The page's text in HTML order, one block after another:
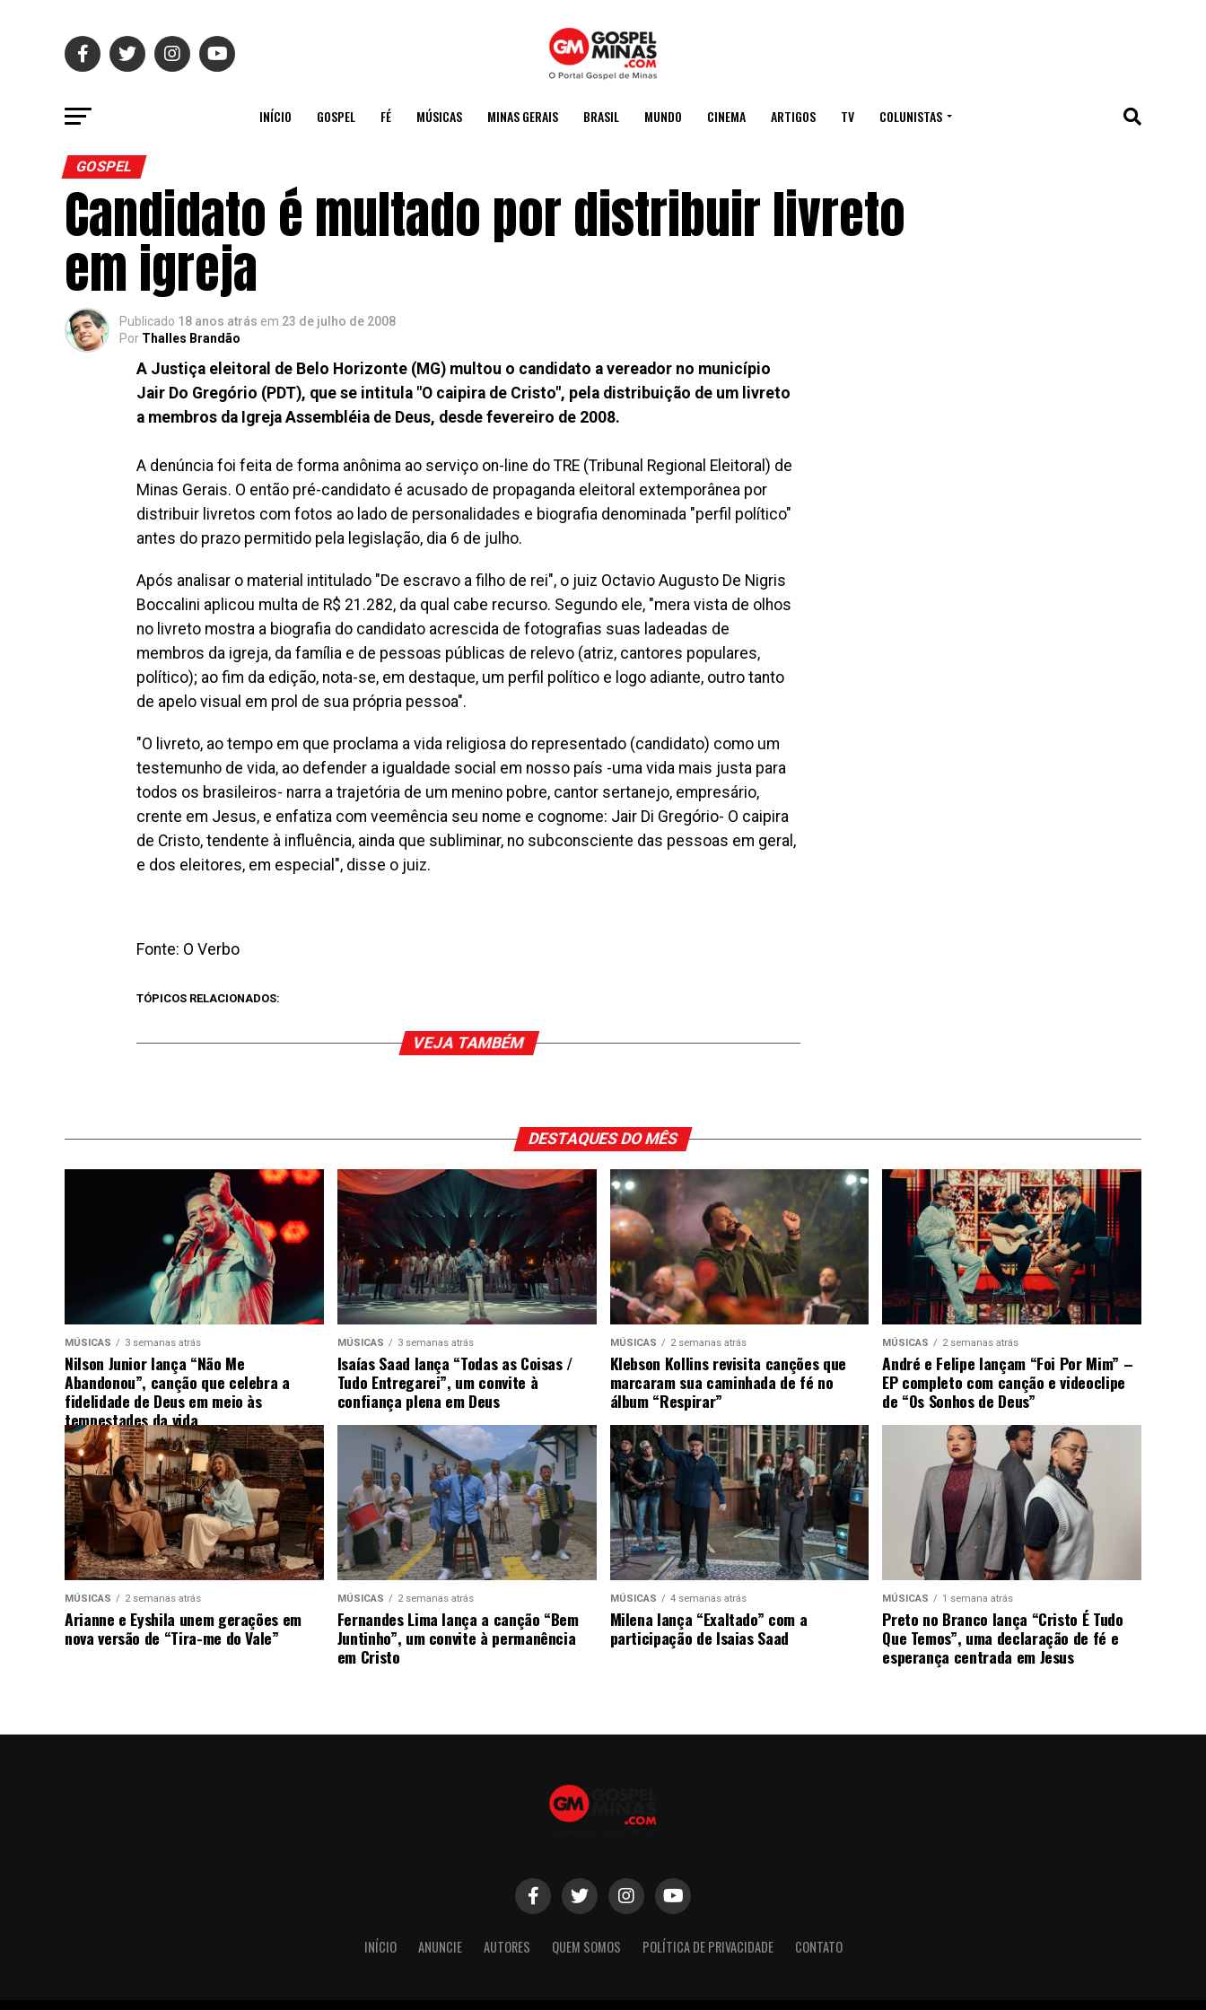
INÍCIO GOSPEL FÉ MÚSICAS MINAS GERAIS BRASIL MUNDO CINEMA ARTIGOS TV COLUNISTAS
GOSPEL
Candidato é multado por distribuir livreto
em igreja
Publicado 18 anos atrás em 23 de julho de 2008
Por Thalles Brandão
A Justiça eleitoral de Belo Horizonte (MG) multou o candidato a vereador no município
Jair Do Gregório (PDT), que se intitula "O caipira de Cristo", pela distribuição de um livreto
a membros da Igreja Assembléia de Deus, desde fevereiro de 2008.
A denúncia foi feita de forma anônima ao serviço on-line do TRE (Tribunal Regional Eleitoral) de
Minas Gerais. O então pré-candidato é acusado de propaganda eleitoral extemporânea por
distribuir livretos com fotos ao lado de personalidades e biografia denominada "perfil político"
antes do prazo permitido pela legislação, dia 6 de julho.
Após analisar o material intitulado "De escravo a filho de rei", o juiz Octavio Augusto De Nigris
Boccalini aplicou multa de R$ 21.282, da qual cabe recurso. Segundo ele, "mera vista de olhos
no livreto mostra a biografia do candidato acrescida de fotografias suas ladeadas de
membros da igreja, da família e de pessoas públicas de relevo (atriz, cantores populares,
político); ao fim da edição, nota-se, em destaque, um perfil político e logo adiante, outro tanto
de apelo visual em prol de sua própria pessoa".
"O livreto, ao tempo em que proclama a vida religiosa do representado (candidato) como um
testemunho de vida, ao defender a igualdade social em nosso país -uma vida mais justa para
todos os brasileiros- narra a trajetória de um menino pobre, cantor sertanejo, empresário,
crente em Jesus, e enfatiza com veemência seu nome e cognome: Jair Di Gregório- O caipira
de Cristo, tendente à influência, ainda que subliminar, no subconsciente das pessoas em geral,
e dos eleitores, em especial", disse o juiz.
Fonte: O Verbo
TÓPICOS RELACIONADOS:
VEJA TAMBÉM
DESTAQUES DO MÊS
MÚSICAS 3 semanas atrás
Nilson Junior lança “Não Me
Abandonou”, canção que celebra a
fidelidade de Deus em meio às
tempestades da vida
MÚSICAS 3 semanas atrás
Isaías Saad lança “Todas as Coisas /
Tudo Entregarei”, um convite à
confiança plena em Deus
MÚSICAS 2 semanas atrás
Klebson Kollins revisita canções que
marcaram sua caminhada de fé no
álbum “Respirar”
MÚSICAS 2 semanas atrás
André e Felipe lançam “Foi Por Mim” –
EP completo com canção e videoclipe
de “Os Sonhos de Deus”
MÚSICAS 2 semanas atrás
Arianne e Eyshila unem gerações em
nova versão de “Tira-me do Vale”
MÚSICAS 2 semanas atrás
Fernandes Lima lança a canção “Bem
Juntinho”, um convite à permanência
em Cristo
MÚSICAS 4 semanas atrás
Milena lança “Exaltado” com a
participação de Isaias Saad
MÚSICAS 1 semana atrás
Preto no Branco lança “Cristo É Tudo
Que Temos”, uma declaração de fé e
esperança centrada em Jesus
INÍCIO ANUNCIE AUTORES QUEM SOMOS POLÍTICA DE PRIVACIDADE CONTATO